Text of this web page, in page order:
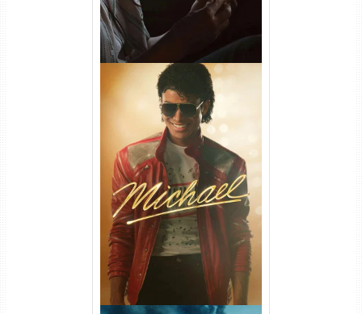
Michael Torrent (2026) WEB-
DL 1080p/4K Dual Áudio